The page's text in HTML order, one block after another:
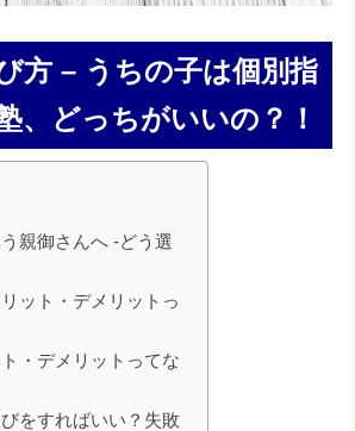
方 – うちの子は個別指
、どっちがいいの？！
親御さんへ -どう選
ット・デメリットっ
・デメリットってな
をすればいい？失敗